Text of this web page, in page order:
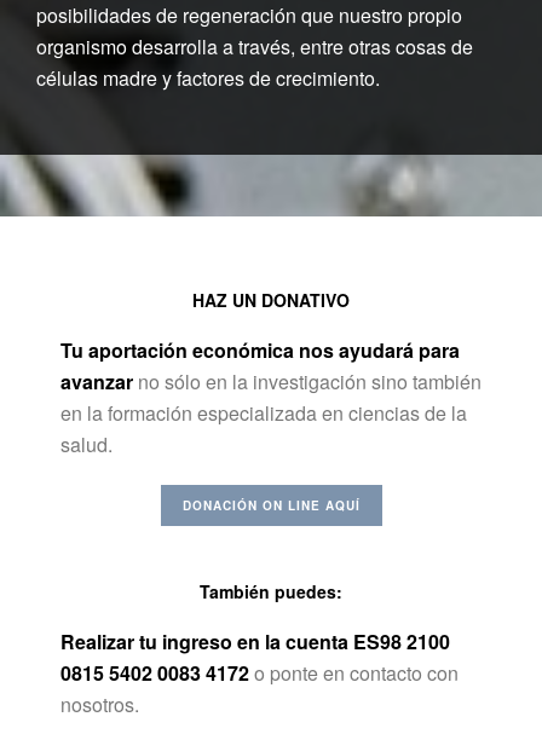
posibilidades de regeneración que nuestro propio
organismo desarrolla a través, entre otras cosas de
células madre y factores de crecimiento.
HAZ UN DONATIVO
Tu aportación económica nos ayudará para
avanzar no sólo en la investigación sino también
en la formación especializada en ciencias de la
salud.
DONACIÓN ON LINE AQUÍ
También puedes:
Realizar tu ingreso en la cuenta ES98 2100
0815 5402 0083 4172o ponte en contacto con
nosotros.